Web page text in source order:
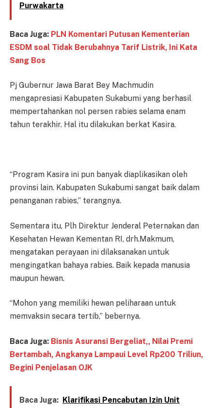
Purwakarta
Baca Juga: PLN Komentari Putusan Kementerian
ESDM soal Tidak Berubahnya Tarif Listrik, Ini Kata
Sang Bos
Pj Gubernur Jawa Barat Bey Machmudin
mengapresiasi Kabupaten Sukabumi yang berhasil
mempertahankan nol persen rabies selama enam
tahun terakhir. Hal itu dilakukan berkat Kasira.
“Program Kasira ini pun banyak diaplikasikan oleh
provinsi lain. Kabupaten Sukabumi sangat baik dalam
penanganan rabies,” terangnya.
Sementara itu, Plh Direktur Jenderal Peternakan dan
Kesehatan Hewan Kementan RI, drh.Makmum,
mengatakan perayaan ini dilaksanakan untuk
mengingatkan bahaya rabies. Baik kepada manusia
maupun hewan.
“Mohon yang memiliki hewan peliharaan untuk
memvaksin secara tertib,” bebernya.
Baca Juga: Bisnis Asuransi Bergeliat,, Nilai Premi
Bertambah, Angkanya Lampaui Level Rp200 Triliun,
Begini Penjelasan OJK
Baca Juga: Klarifikasi Pencabutan Izin Unit